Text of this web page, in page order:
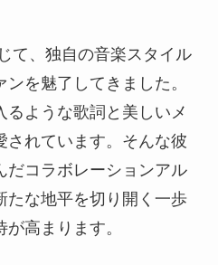
て、独自の音楽スタイル
を魅了してきました。
ような歌詞と美しいメ
されています。そんな彼
だコラボレーションアル
たな地平を切り開く一歩
高まります。